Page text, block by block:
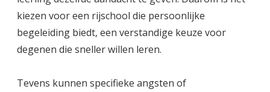
kiezen voor een rijschool die persoonlijke
begeleiding biedt, een verstandige keuze voor
degenen die sneller willen leren.
Tevens kunnen specifieke angsten of